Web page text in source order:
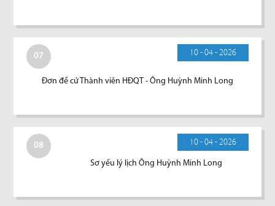
07 10 - 04 - 2026
Đơn đề cử Thành viên HĐQT - Ông Huỳnh Minh Long
08 10 - 04 - 2026
Sơ yếu lý lịch Ông Huỳnh Minh Long